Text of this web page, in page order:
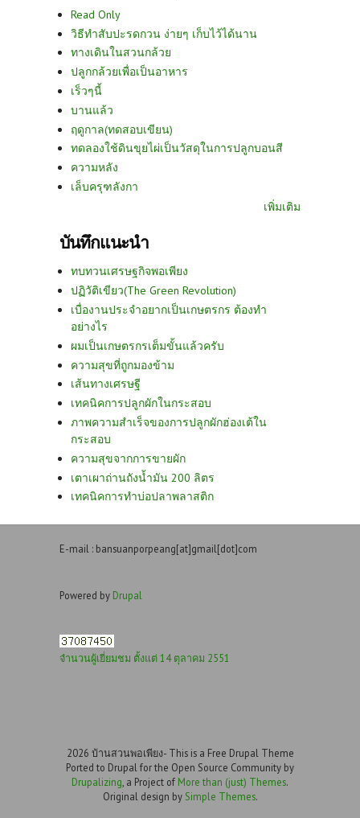
Read Only
วิธีทำสับปะรดกวน ง่ายๆ เก็บไว้ได้นาน
ทางเดินในสวนกล้วย
ปลูกกล้วยเพื่อเป็นอาหาร
เร็วๆนี้
บานแล้ว
ฤดูกาล(ทดสอบเขียน)
ทดลองใช้ดินขุยไผ่เป็นวัสดุในการปลูกบอนสี
ความหลัง
เล็บครุฑลังกา
เพิ่มเติม
บันทึกแนะนำ
ทบทวนเศรษฐกิจพอเพียง
ปฏิวัติเขียว(The Green Revolution)
เบื่องานประจำอยากเป็นเกษตรกร ต้องทำ
อย่างไร
ผมเป็นเกษตรกรเต็มขั้นแล้วครับ
ความสุขที่ถูกมองข้าม
เส้นทางเศรษฐี
เทคนิคการปลูกผักในกระสอบ
ภาพความสำเร็จของการปลูกผักฮ่องเต้ใน
กระสอบ
ความสุขจากการขายผัก
เตาเผาถ่านถังน้ำมัน 200 ลิตร
เทคนิคการทำบ่อปลาพลาสติก
E-mail : bansuanporpeang[at]gmail[dot]com
Powered by Drupal
จำนวนผู้เยี่ยมชม ตั้งแต่ 14 ตุลาคม 2551
2026 บ้านสวนพอเพียง- This is a Free Drupal Theme
Ported to Drupal for the Open Source Community by
Drupalizing , a Project of More than (just) Themes.
Original design by Simple Themes.